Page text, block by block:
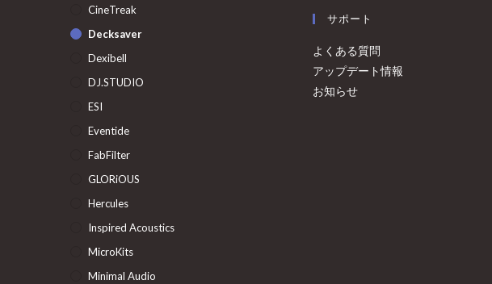
CineTreak
Decksaver
Dexibell
DJ.STUDIO
ESI
Eventide
FabFilter
GLORiOUS
Hercules
Inspired Acoustics
MicroKits
Minimal Audio
サポート
よくある質問
アップデート情報
お知らせ